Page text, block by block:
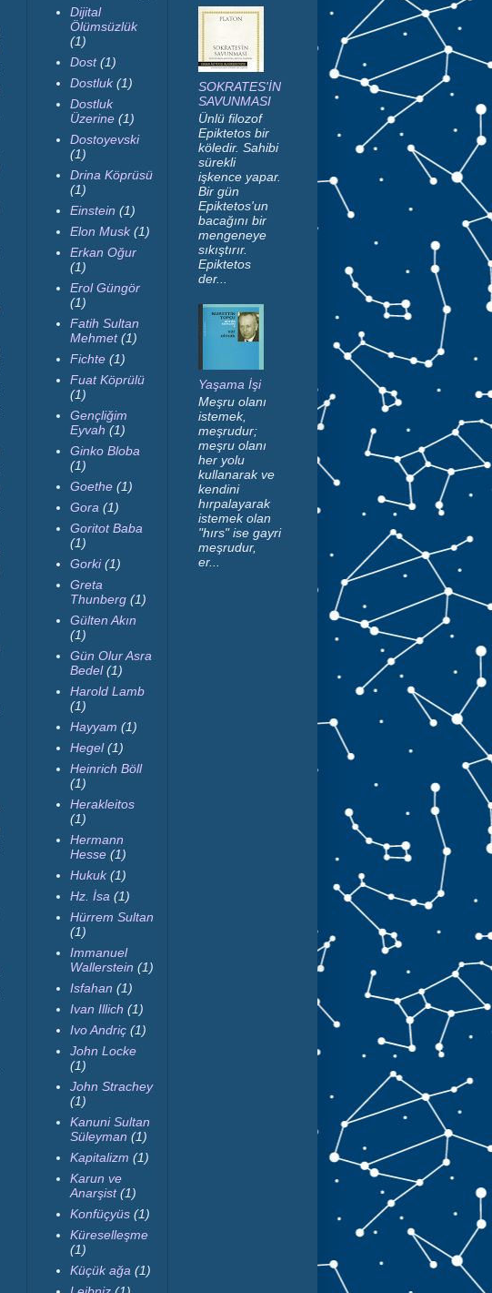
Dijital
Ölümsüzlük
(1)
Dost (1)
Dostluk (1)
Dostluk
Üzerine (1)
Dostoyevski
(1)
Drina Köprüsü
(1)
Einstein (1)
Elon Musk (1)
Erkan Oğur
(1)
Erol Güngör
(1)
Fatih Sultan
Mehmet (1)
Fichte (1)
Fuat Köprülü
(1)
Gençliğim
Eyvah (1)
Ginko Bloba
(1)
Goethe (1)
Gora (1)
Goritot Baba
(1)
Gorki (1)
Greta
Thunberg (1)
Gülten Akın
(1)
Gün Olur Asra
Bedel (1)
Harold Lamb
(1)
Hayyam (1)
Hegel (1)
Heinrich Böll
(1)
Herakleitos
(1)
Hermann
Hesse (1)
Hukuk (1)
Hz. İsa (1)
Hürrem Sultan
(1)
Immanuel
Wallerstein (1)
Isfahan (1)
Ivan Illich (1)
Ivo Andriç (1)
John Locke
(1)
John Strachey
(1)
Kanuni Sultan
Süleyman (1)
Kapitalizm (1)
Karun ve
Anarşist (1)
Konfüçyüs (1)
Küreselleşme
(1)
Küçük ağa (1)
SOKRATES'İN
SAVUNMASI
Ünlü filozof
Epiktetos bir
köledir. Sahibi
sürekli
işkence yapar.
Bir gün
Epiktetos'un
bacağını bir
mengeneye
sıkıştırır.
Epiktetos
der...
Yaşama İşi
Meşru olanı
istemek,
meşrudur;
meşru olanı
her yolu
kullanarak ve
kendini
hırpalayarak
istemek olan
"hırs" ise gayri
meşrudur,
er...